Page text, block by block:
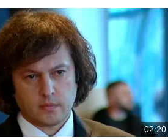
02:20